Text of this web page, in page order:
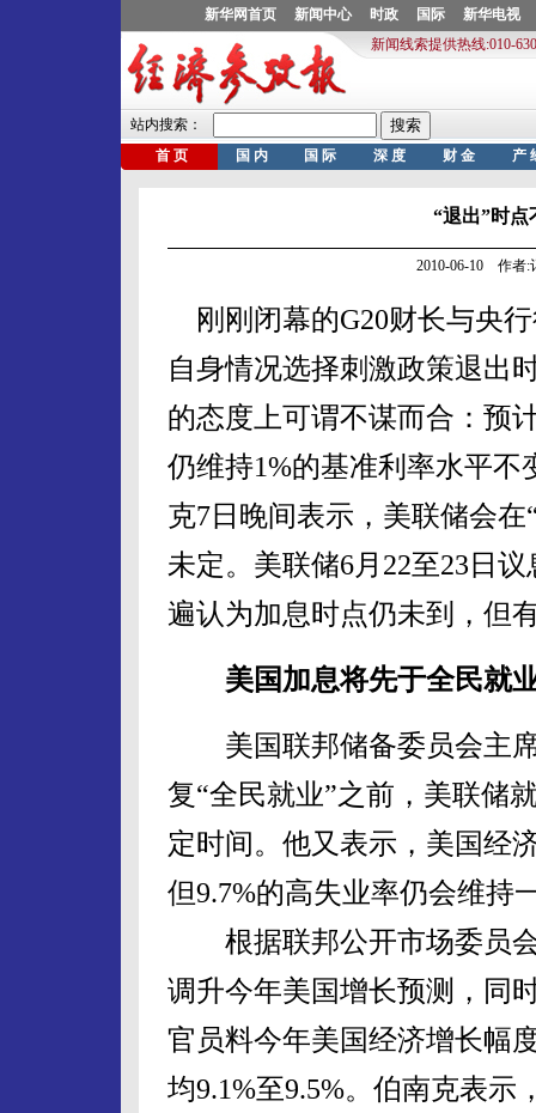
“退出”时
2010-06-10 作者:
刚刚闭幕的G20财长与央
自身情况选择刺激政策退出
的态度上可谓不谋而合：预
仍维持1%的基准利率水平
克7日晚间表示，美联储会
未定。美联储6月22至23日
遍认为加息时点仍未到，但
美国加息将先于全民就
美国联邦储备委员会主席
复“全民就业”之前，美联储
定时间。他又表示，美国经
但9.7%的高失业率仍会维持
根据联邦公开市场委员会
调升今年美国增长预测，同
官员料今年美国经济增长幅
均9.1%至9.5%。伯南克表示